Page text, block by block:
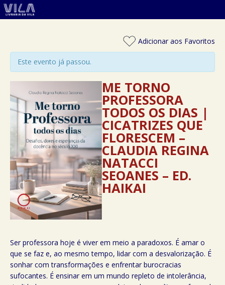
Adicionar aos Favoritos
Este evento já passou.
ME TORNO
PROFESSORA
TODOS OS DIAS |
CICATRIZES QUE
FLORESCEM –
CLAUDIA REGINA
NATACCI
SEOANES – ED.
HAIKAI
Ser professora hoje é viver em meio a paradoxos. É amar o
que se faz e, ao mesmo tempo, lidar com a desvalorização. É
sonhar com transformações e enfrentar burocracias
sufocantes. É ensinar em um mundo repleto de intolerância,